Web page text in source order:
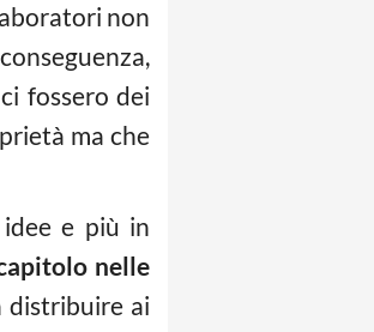
non
fossero dei
ma che
e più in
nelle
distribuire ai